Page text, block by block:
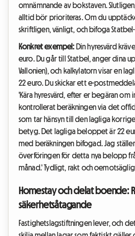
omnämnande av bokstaven.
alltid bör prioriteras. Om du
skriftligen, vänligt, och bifoga
Konkret exempel:Din hyresvärd
euro. Du går till Statbel, anger dina
Vallonien), och kalkylatorn visar en
22 euro. Du skickar ett e-
'Kära hyresvärd, efter er begäran om
kontrollerat beräkningen via det
som tar hänsyn till den lagliga
betyg. Det lagliga beloppet är 22
med beräkningen bifogad. Jag
överföringen för detta nya belopp
månad.' Tydligt, rakt och
Homestay och delat boende:
säkerhetsåtagande
Fastighetslagstiftningen lever, och